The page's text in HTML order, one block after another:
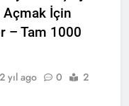
Açmak İçin
– Tam 1000
2 yıl ago 0
2